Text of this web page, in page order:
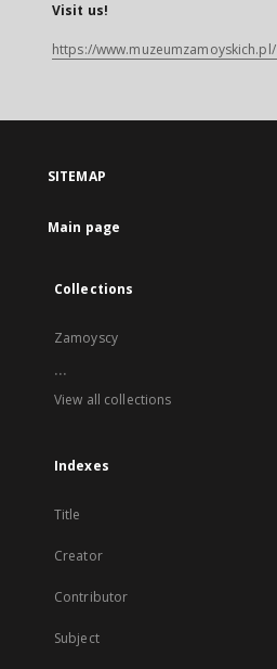
Visit us!
https://www.muzeumzamoyskich.pl/
SITEMAP
Main page
Collections
Zamoyscy
...
View all collections
Indexes
Title
Creator
Contributor
Subject